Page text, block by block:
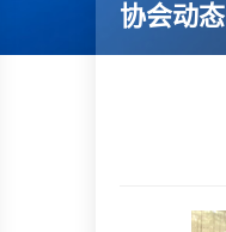
协会动态